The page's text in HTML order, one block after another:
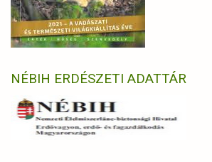
NÉBIH ERDÉSZETI ADATTÁR